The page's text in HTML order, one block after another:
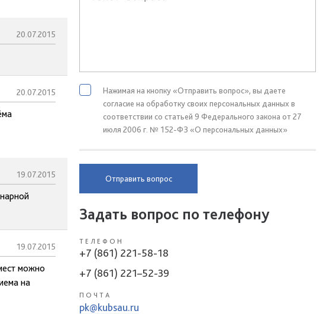
20.07.2015
20.07.2015
19.07.2015
19.07.2015
можно
на
Нажимая на кнопку «Отправить вопрос», вы даете
согласие на обработку своих персональных данных в
соответствии со статьей 9 Федерального закона от 27
июля 2006 г. № 152-ФЗ «О персональных данных»
Отправить вопрос
Задать вопрос по телефону
ТЕЛЕФОН
+7 (861) 221-58-18
+7 (861) 221–52-39
ПОЧТА
pk@kubsau.ru